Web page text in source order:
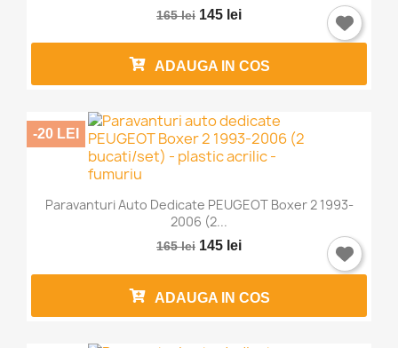
165 lei 145 lei
ADAUGA IN COS
Paravanturi Auto Dedicate PEUGEOT Boxer 2 1993-
2006 (2...
165 lei 145 lei
-20 LEI
ADAUGA IN COS